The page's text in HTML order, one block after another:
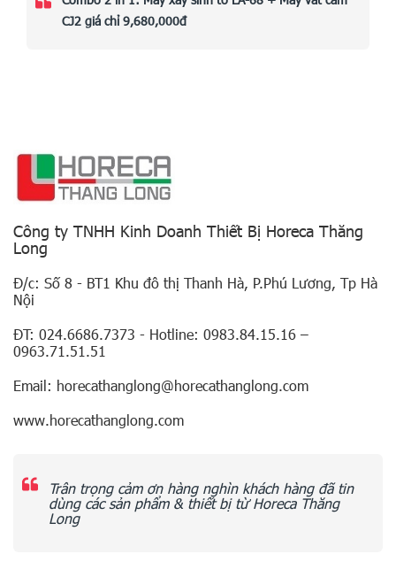
CJ2 giá chỉ 9,680,000đ
Công ty TNHH Kinh Doanh Thiết Bị Horeca Thăng
Long
Đ/c: Số 8 - BT1 Khu đô thị Thanh Hà, P.Phú Lương, Tp Hà
Nội
ĐT: 024.6686.7373 - Hotline: 0983.84.15.16 –
0963.71.51.51
Email: horecathanglong@horecathanglong.com
www.horecathanglong.com
Trân trọng cảm ơn hàng nghìn khách hàng đã tin
dùng các sản phẩm & thiết bị từ Horeca Thăng
Long